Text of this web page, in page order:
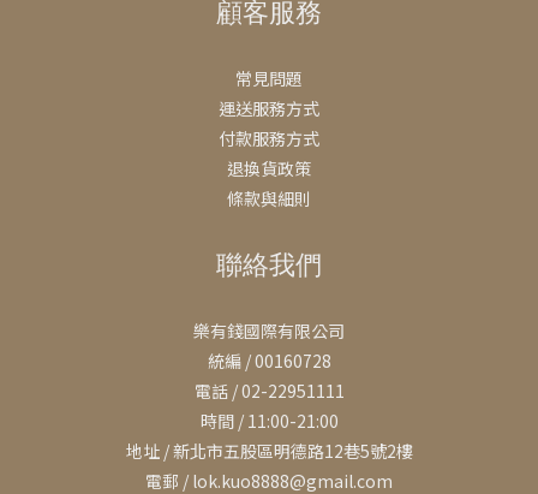
顧客服務
常見問題
運送服務方式
付款服務方式
退換貨政策
條款與細則
聯絡我們
樂有錢國際有限公司
統編 / 00160728
電話 / 02-22951111
時間 / 11:00-21:00
地址 / 新北市五股區明德路12巷5號2樓
電郵 / lok.kuo8888@gmail.com